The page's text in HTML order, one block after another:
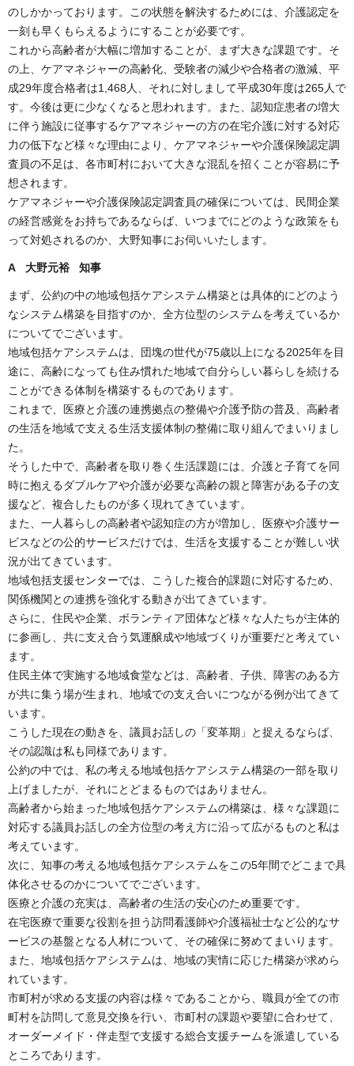
のしかかっております。この状態を解決するためには、介護認定を
一刻も早くもらえるようにすることが必要です。
これから高齢者が大幅に増加することが、まず大きな課題です。そ
の上、ケアマネジャーの高齢化、受験者の減少や合格者の激減、平
成29年度合格者は1,468人、それに対しまして平成30年度は265人で
す。今後は更に少なくなると思われます。また、認知症患者の増大
に伴う施設に従事するケアマネジャーの方の在宅介護に対する対応
力の低下など様々な理由により、ケアマネジャーや介護保険認定調
査員の不足は、各市町村において大きな混乱を招くことが容易に予
想されます。
ケアマネジャーや介護保険認定調査員の確保については、民間企業
の経営感覚をお持ちであるならば、いつまでにどのような政策をも
って対処されるのか、大野知事にお伺いいたします。
A 大野元裕 知事
まず、公約の中の地域包括ケアシステム構築とは具体的にどのよう
なシステム構築を目指すのか、全方位型のシステムを考えているか
についてでございます。
地域包括ケアシステムは、団塊の世代が75歳以上になる2025年を目
途に、高齢になっても住み慣れた地域で自分らしい暮らしを続ける
ことができる体制を構築するものであります。
これまで、医療と介護の連携拠点の整備や介護予防の普及、高齢者
の生活を地域で支える生活支援体制の整備に取り組んでまいりまし
た。
そうした中で、高齢者を取り巻く生活課題には、介護と子育てを同
時に抱えるダブルケアや介護が必要な高齢の親と障害がある子の支
援など、複合したものが多く現れてきています。
また、一人暮らしの高齢者や認知症の方が増加し、医療や介護サー
ビスなどの公的サービスだけでは、生活を支援することが難しい状
況が出てきています。
地域包括支援センターでは、こうした複合的課題に対応するため、
関係機関との連携を強化する動きが出てきています。
さらに、住民や企業、ボランティア団体など様々な人たちが主体的
に参画し、共に支え合う気運醸成や地域づくりが重要だと考えてい
ます。
住民主体で実施する地域食堂などは、高齢者、子供、障害のある方
が共に集う場が生まれ、地域での支え合いにつながる例が出てきて
います。
こうした現在の動きを、議員お話しの「変革期」と捉えるならば、
その認識は私も同様であります。
公約の中では、私の考える地域包括ケアシステム構築の一部を取り
上げましたが、それにとどまるものではありません。
高齢者から始まった地域包括ケアシステムの構築は、様々な課題に
対応する議員お話しの全方位型の考え方に沿って広がるものと私は
考えています。
次に、知事の考える地域包括ケアシステムをこの5年間でどこまで具
体化させるのかについてでございます。
医療と介護の充実は、高齢者の生活の安心のため重要です。
在宅医療で重要な役割を担う訪問看護師や介護福祉士など公的なサ
ービスの基盤となる人材について、その確保に努めてまいります。
また、地域包括ケアシステムは、地域の実情に応じた構築が求めら
れています。
市町村が求める支援の内容は様々であることから、職員が全ての市
町村を訪問して意見交換を行い、市町村の課題や要望に合わせて、
オーダーメイド・伴走型で支援する総合支援チームを派遣している
ところであります。